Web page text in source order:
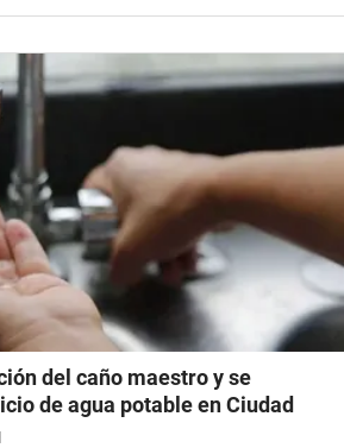
del caño maestro y se
de agua potable en Ciudad